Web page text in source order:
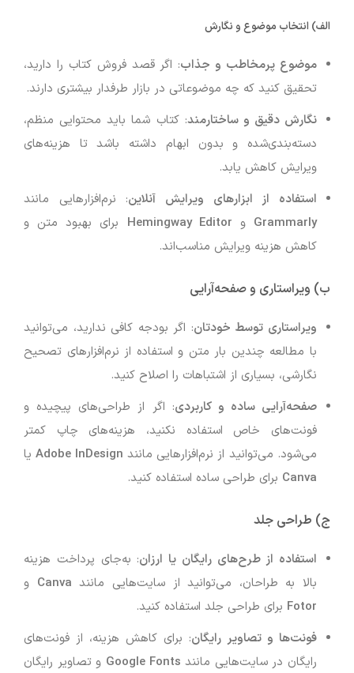
الف) انتخاب موضوع و نگارش
موضوع پرمخاطب و جذاب: اگر قصد فروش کتاب را دارید،
تحقیق کنید که چه موضوعاتی در بازار طرفدار بیشتری دارند.
نگارش دقیق و ساختارمند: کتاب شما باید محتوایی منظم،
دسته‌بندی‌شده و بدون ابهام داشته باشد تا هزینه‌های
ویرایش کاهش یابد.
استفاده از ابزارهای ویرایش آنلاین: نرم‌افزارهایی مانند
Grammarly و Hemingway Editor برای بهبود متن و
کاهش هزینه ویرایش مناسب‌اند.
ب) ویراستاری و صفحه‌آرایی
ویراستاری توسط خودتان: اگر بودجه کافی ندارید، می‌توانید
با مطالعه چندین بار متن و استفاده از نرم‌افزارهای تصحیح
نگارشی، بسیاری از اشتباهات را اصلاح کنید.
صفحه‌آرایی ساده و کاربردی: اگر از طراحی‌های پیچیده و
فونت‌های خاص استفاده نکنید، هزینه‌های چاپ کمتر
می‌شود. می‌توانید از نرم‌افزارهایی مانند Adobe InDesignیا
Canva برای طراحی ساده استفاده کنید.
ج) طراحی جلد
استفاده از طرح‌های رایگان یا ارزان: به‌جای پرداخت هزینه
بالا به طراحان، می‌توانید از سایت‌هایی مانند Canva و
Fotor برای طراحی جلد استفاده کنید.
فونت‌ها و تصاویر رایگان: برای کاهش هزینه، از فونت‌های
رایگان در سایت‌هایی مانند Google Fonts و تصاویر رایگان